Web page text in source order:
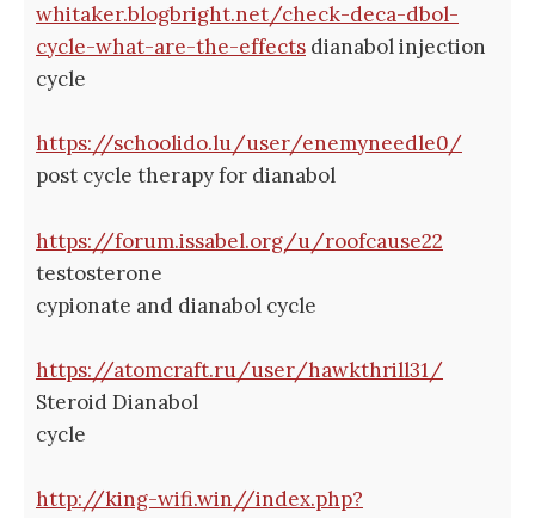
whitaker.blogbright.net/check-deca-dbol-
cycle-what-are-the-effects dianabol injection
cycle
https://schoolido.lu/user/enemyneedle0/
post cycle therapy for dianabol
https://forum.issabel.org/u/roofcause22
testosterone
cypionate and dianabol cycle
https://atomcraft.ru/user/hawkthrill31/
Steroid Dianabol
cycle
http://king-wifi.win//index.php?